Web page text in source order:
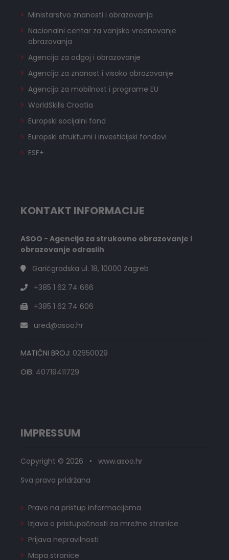
Ministarstvo znanosti i obrazovanja
Nacionalni centar za vanjsko vrednovanje
obrazovanja
Agencija za odgoj i obrazovanje
Agencija za znanost i visoko obrazovanje
Agencija za mobilnost i programe EU
WorldSkills Croatia
Europski socijalni fond
Europski strukturni i investicijski fondovi
ESF+
KONTAKT INFORMACIJE
ASOO - Agencija za strukovno obrazovanje i
obrazovanje odraslih
Garićgradska ul. 18, 10000 Zagreb
+385 1 62 74 666
+385 1 62 74 606
ured@asoo.hr
MATIČNI BROJ: 02650029
OIB: 40719411729
IMPRESSUM
Copyright © 2026 • www.asoo.hr
Sva prava pridržana
Pravo na pristup informacijama
Izjava o pristupačnosti za mrežne stranice
Prijava nepravilnosti
Mapa stranice